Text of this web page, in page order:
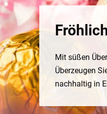
Mit süßen
Überzeugen
nachhaltig in